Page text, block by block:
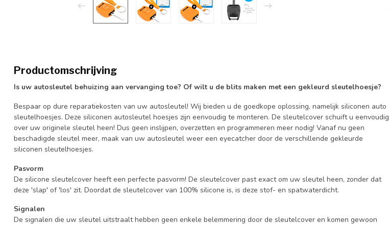
Productomschrijving
Is uw autosleutel behuizing aan vervanging toe? Of wilt u de blits maken met een gekleurd sleutelhoesje?
Bespaar op dure reparatiekosten van uw autosleutel! Wij bieden u de goedkope oplossing, namelijk siliconen auto
sleutelhoesjes. Deze siliconen autosleutel hoesjes zijn eenvoudig te monteren. De sleutelcover schuift u eenvoudig
over uw originele sleutel heen! Dus geen inslijpen, overzetten en programmeren meer nodig! Vanaf nu geen
beschadigde sleutel meer, maak van uw autosleutel weer een eyecatcher door de verschillende gekleurde
siliconen sleutelhoesjes.
Pasvorm
De silicone sleutelcover heeft een perfecte pasvorm! De sleutelcover past exact om uw sleutel heen, zonder dat
deze 'slap' of 'los' zit. Doordat de sleutelcover van 100% silicone is, is deze stof- en spatwaterdicht.
Signalen
De signalen die uw sleutel uitstraalt hebben geen enkele belemmering door de sleutelcover en komen gewoon